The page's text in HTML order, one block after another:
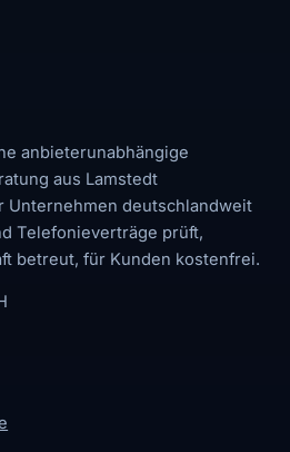
anbieterunabhängige
aus Lamstedt
Unternehmen deutschlandweit
Telefonieverträge prüft,
betreut, für Kunden kostenfrei.